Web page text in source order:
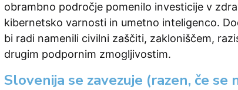
obrambno področje pomenilo investicije v
kibernetsko varnosti in umetno inteligenco.
bi radi namenili civilni zaščiti, zakloniščem,
drugim podpornim zmogljivostim.
Slovenija se zavezuje (razen, če se